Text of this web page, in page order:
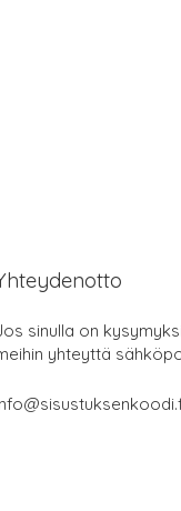
sinulla on
yhteyttä